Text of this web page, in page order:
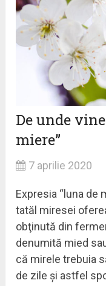
De unde
miere”
7 aprilie 2020
Expresia “luna de
tatăl miresei
obţinută din
denumită mied
că mirele trebuia
de zile și astfel